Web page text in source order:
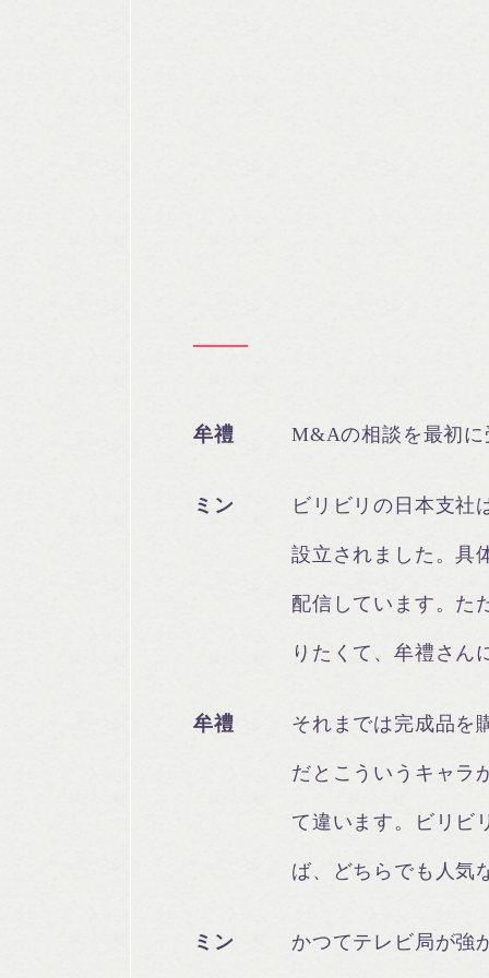
牟禮 M&Aの相談を最初に
ミン ビリビリの日本支社
設立されました。具
配信しています。た
りたくて、牟禮さん
牟禮 それまでは完成品を
だとこういうキャラ
て違います。ビリビ
ば、どちらでも人気
ミン かつてテレビ局が強